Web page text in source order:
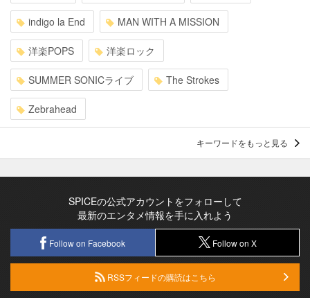
indigo la End MAN WITH A MISSION
洋楽POPS 洋楽ロック
SUMMER SONICライブ The Strokes
Zebrahead
キーワードをもっと見る
SPICEの公式アカウントをフォローして
最新のエンタメ情報を手に入れよう
Follow on Facebook Follow on X
RSSフィードの購読はこちら